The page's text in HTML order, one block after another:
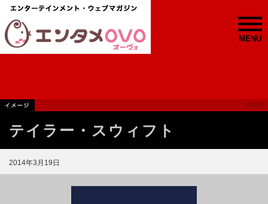
MENU
テイラー・スウィフト
2014年3月19日